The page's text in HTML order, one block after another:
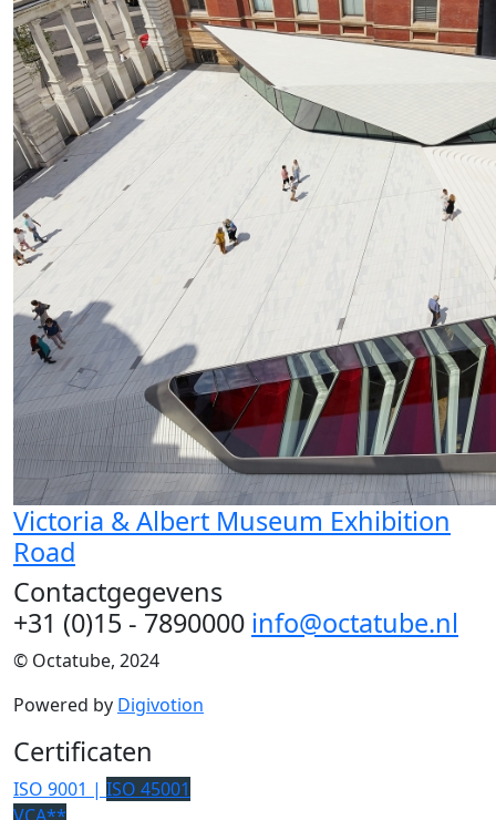
Victoria & Albert Museum Exhibition
Road
Contactgegevens
+31 (0)15 - 7890000 info@octatube.nl
© Octatube, 2024
Powered by Digivotion
Certificaten
ISO 9001 | ISO 45001